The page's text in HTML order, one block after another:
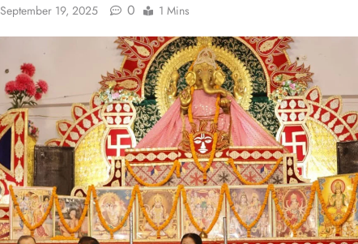
September 19, 2025 0 1 Mins